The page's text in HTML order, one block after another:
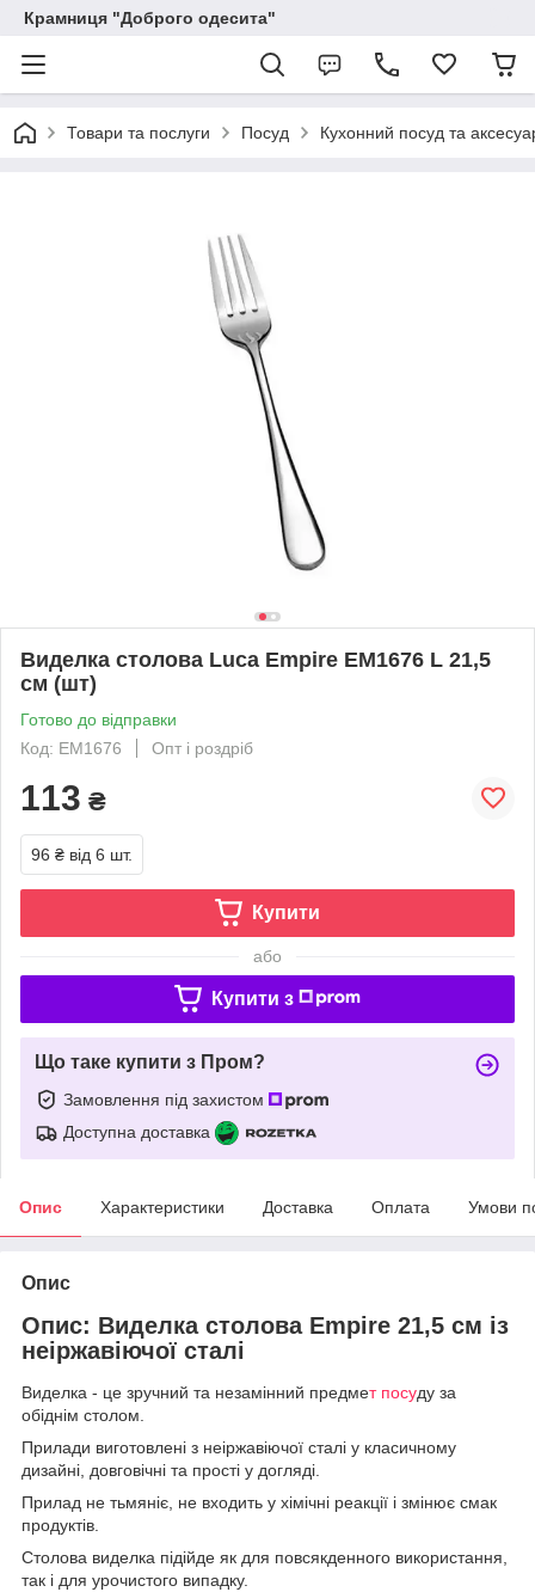
Крамниця "Доброго одесита"
Товари та послуги Посуд Кухонний посуд та
Виделка столова Luca Empire EM1676 L 21,5
см (шт)
Готово до відправки
Код: EM1676
Опт і роздріб
113 ₴
96 ₴ від 6 шт.
Купити
або
Купити з
Що таке купити з Пром?
Замовлення під захистом
Доступна доставка
Опис Характеристики Доставка Оплата Умови
Опис
Опис: Виделка столова Empire 21,5 см із
неіржавіючої сталі
Виделка - це зручний та незамінний предмет посуду за
обіднім столом.
Прилади виготовлені з неіржавіючої сталі у класичному
дизайні, довговічні та прості у догляді.
Прилад не тьмяніє, не входить у хімічні реакції і змінює смак
продуктів.
Столова виделка підійде як для повсякденного використання,
так і для урочистого випадку.